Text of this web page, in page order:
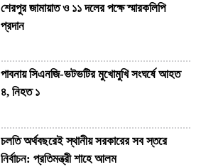
শেরপুর জামায়াত ও ১১ দলের পক্ষে স্মারকলিপি
প্রদান
পাবনায় সিএনজি-ভটভটির মুখোমুখি সংঘর্ষে আহত
৪, নিহত ১
চলতি অর্থবছরেই স্থানীয় সরকারের সব স্তরে
নির্বাচন: প্রতিমন্ত্রী শাহে আলম